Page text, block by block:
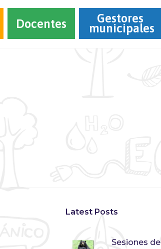
Docentes Gestores
municipales
Latest Posts
Sesiones de